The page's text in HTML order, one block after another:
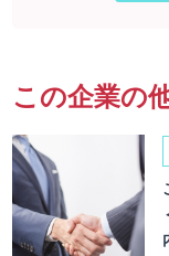
この企業の